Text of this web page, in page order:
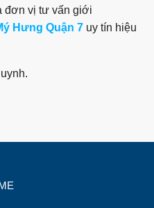
đơn vị tư vấn giới
Hưng Quận 7 uy tín hiệu